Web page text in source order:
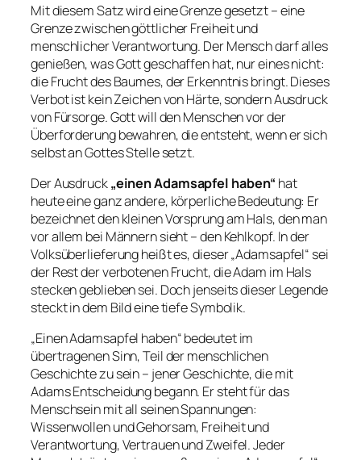
Mit diesem Satz wird eine Grenze gesetzt – eine
Grenze zwischen göttlicher Freiheit und
menschlicher Verantwortung. Der Mensch darf alles
genießen, was Gott geschaffen hat, nur eines nicht:
die Frucht des Baumes, der Erkenntnis bringt. Dieses
Verbot ist kein Zeichen von Härte, sondern Ausdruck
von Fürsorge. Gott will den Menschen vor der
Überforderung bewahren, die entsteht, wenn er sich
selbst an Gottes Stelle setzt.
Der Ausdruck„einen Adamsapfel haben“ hat
heute eine ganz andere, körperliche Bedeutung: Er
bezeichnet den kleinen Vorsprung am Hals, den man
vor allem bei Männern sieht – den Kehlkopf. In der
Volksüberlieferung heißt es, dieser „Adamsapfel“ sei
der Rest der verbotenen Frucht, die Adam im Hals
stecken geblieben sei. Doch jenseits dieser Legende
steckt in dem Bild eine tiefe Symbolik.
„Einen Adamsapfel haben“ bedeutet im
übertragenen Sinn, Teil der menschlichen
Geschichte zu sein – jener Geschichte, die mit
Adams Entscheidung begann. Er steht für das
Menschsein mit all seinen Spannungen:
Wissenwollen und Gehorsam, Freiheit und
Verantwortung, Vertrauen und Zweifel. Jeder